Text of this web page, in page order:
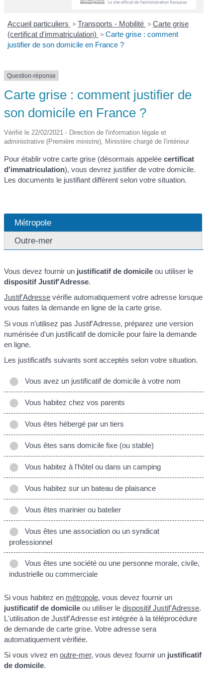
Accueil particuliers > Transports - Mobilité > Carte grise
(certificat d'immatriculation) > Carte grise : comment
justifier de son domicile en France ?
Question-réponse
Carte grise : comment justifier de
son domicile en France ?
Vérifié le 22/02/2021 - Direction de l'information légale et
administrative (Première ministre), Ministère chargé de l'intérieur
Pour établir votre carte grise (désormais appeléecertificat
d'immatriculation), vous devrez justifier de votre domicile.
Les documents le justifiant diffèrent selon votre situation.
Métropole
Outre-mer
Vous devez fournir un justificatif de domicile ou utiliser le
dispositif Justif'Adresse.
Justif'Adresse vérifie automatiquement votre adresse lorsque
vous faites la demande en ligne de la carte grise.
Si vous n’utilisez pas Justif'Adresse, préparez une version
numérisée d'un justificatif de domicile pour faire la demande
en ligne.
Les justificatifs suivants sont acceptés selon votre situation.
Vous avez un justificatif de domicile à votre nom
Vous habitez chez vos parents
Vous êtes hébergé par un tiers
Vous êtes sans domicile fixe (ou stable)
Vous habitez à l'hôtel ou dans un camping
Vous habitez sur un bateau de plaisance
Vous êtes marinier ou batelier
Vous êtes une association ou un syndicat
professionnel
Vous êtes une société ou une personne morale, civile,
industrielle ou commerciale
Si vous habitez en métropole, vous devez fournir un
justificatif de domicile ou utiliser ledispositif Justif'Adresse.
L'utilisation de Justif'Adresse est intégrée à la téléprocédure
de demande de carte grise. Votre adresse sera
automatiquement vérifiée.
Si vous vivez enoutre-mer, vous devez fournir un justificatif
de domicile.